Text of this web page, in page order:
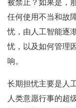
被禁止？如果是，
任何使用不当和故
忧，由人工智能逐
忧，以及如何管理
响。
长期担忧主要是人
人类意愿行事的超